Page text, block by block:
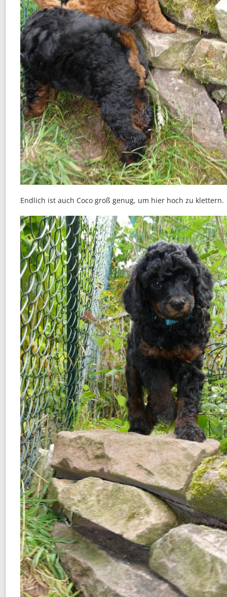
Endlich ist auch Coco groß genug, um hier hoch zu klettern.